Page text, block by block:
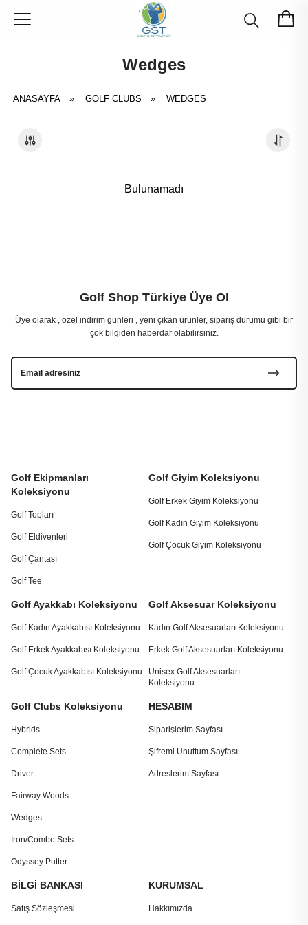
Wedges
ANASAYFA » GOLF CLUBS » WEDGES
Bulunamadı
Golf Ekipmanları
Koleksiyonu
Golf Topları
Golf Eldivenleri
Golf Çantası
Golf Tee
Golf Giyim Koleksiyonu
Golf Erkek Giyim Koleksiyonu
Golf Kadın Giyim Koleksiyonu
Golf Çocuk Giyim Koleksiyonu
Golf Ayakkabı Koleksiyonu
Golf Kadın Ayakkabısı Koleksiyonu
Golf Erkek Ayakkabısı Koleksiyonu
Golf Çocuk Ayakkabısı Koleksiyonu
Golf Aksesuar Koleksiyonu
Kadın Golf Aksesuarları Koleksiyonu
Erkek Golf Aksesuarları Koleksiyonu
Unisex Golf Aksesuarları
Koleksiyonu
Golf Clubs Koleksiyonu
Hybrids
Complete Sets
Driver
Fairway Woods
Wedges
Iron/Combo Sets
Odyssey Putter
HESABIM
Siparişlerim Sayfası
Şifremi Unuttum Sayfası
Adreslerim Sayfası
BİLGİ BANKASI
Satış Sözleşmesi
KURUMSAL
Hakkımızda
Golf Shop Türkiye Üye Ol
Üye olarak , özel indirim günleri , yeni çıkan ürünler, sipariş durumu gibi bir
çok bilgiden haberdar olabilirsiniz.